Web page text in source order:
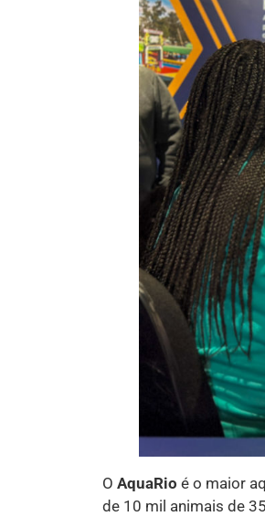
O AquaRio é o maior
de 10 mil animais de